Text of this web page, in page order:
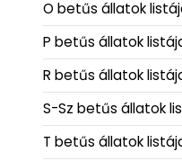
O betűs állatok
P betűs állatok
R betűs állatok
S-Sz betűs állatok
T betűs állatok